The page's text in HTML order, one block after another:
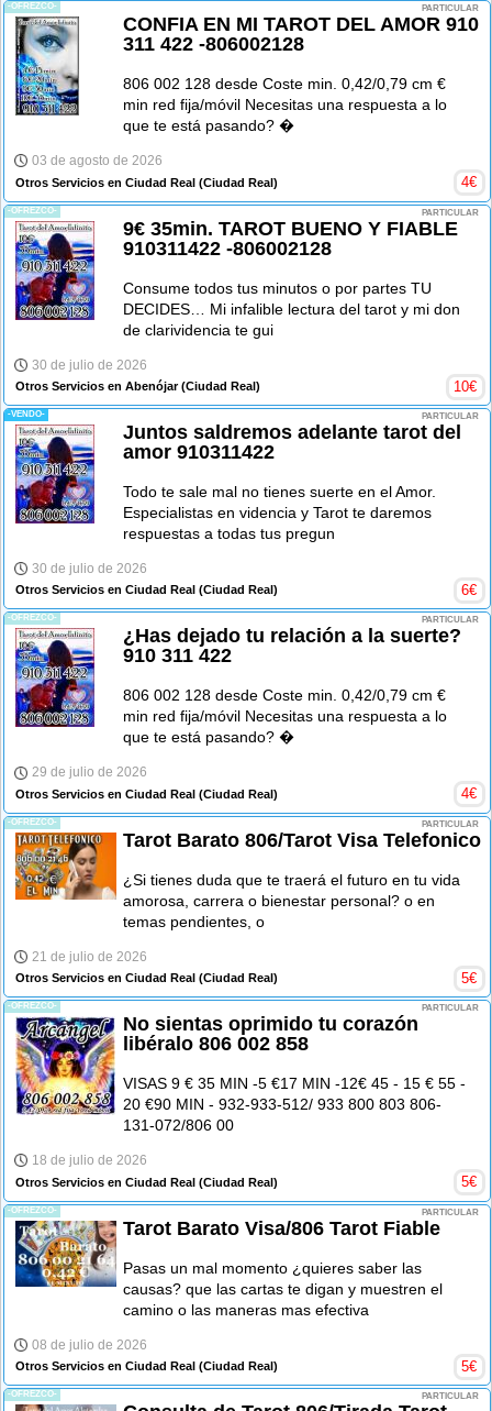
-OFREZCO- PARTICULAR
CONFIA EN MI TAROT DEL AMOR 910
311 422 -806002128
806 002 128 desde Coste min. 0,42/0,79 cm €
min red fija/móvil Necesitas una respuesta a lo
que te está pasando? �
03 de agosto de 2026
Otros Servicios en Ciudad Real (Ciudad Real) 4€
-OFREZCO- PARTICULAR
9€ 35min. TAROT BUENO Y FIABLE
910311422 -806002128
Consume todos tus minutos o por partes TU
DECIDES… Mi infalible lectura del tarot y mi don
de clarividencia te gui
30 de julio de 2026
Otros Servicios en Abenójar(Ciudad Real) 10€
-VENDO- PARTICULAR
Juntos saldremos adelante tarot del
amor 910311422
Todo te sale mal no tienes suerte en el Amor.
Especialistas en videncia y Tarot te daremos
respuestas a todas tus pregun
30 de julio de 2026
Otros Servicios en Ciudad Real (Ciudad Real) 6€
-OFREZCO- PARTICULAR
¿Has dejado tu relación a la suerte?
910 311 422
806 002 128 desde Coste min. 0,42/0,79 cm €
min red fija/móvil Necesitas una respuesta a lo
que te está pasando? �
29 de julio de 2026
Otros Servicios en Ciudad Real (Ciudad Real) 4€
-OFREZCO- PARTICULAR
Tarot Barato 806/Tarot Visa Telefonico
¿Si tienes duda que te traerá el futuro en tu vida
amorosa, carrera o bienestar personal? o en
temas pendientes, o
21 de julio de 2026
Otros Servicios en Ciudad Real (Ciudad Real) 5€
-OFREZCO- PARTICULAR
No sientas oprimido tu corazón
libéralo 806 002 858
VISAS 9 € 35 MIN -5 €17 MIN -12€ 45 - 15 € 55 -
20 €90 MIN - 932-933-512/ 933 800 803 806-
131-072/806 00
18 de julio de 2026
Otros Servicios en Ciudad Real (Ciudad Real) 5€
-OFREZCO- PARTICULAR
Tarot Barato Visa/806 Tarot Fiable
Pasas un mal momento ¿quieres saber las
causas? que las cartas te digan y muestren el
camino o las maneras mas efectiva
08 de julio de 2026
Otros Servicios en Ciudad Real (Ciudad Real) 5€
-OFREZCO- PARTICULAR